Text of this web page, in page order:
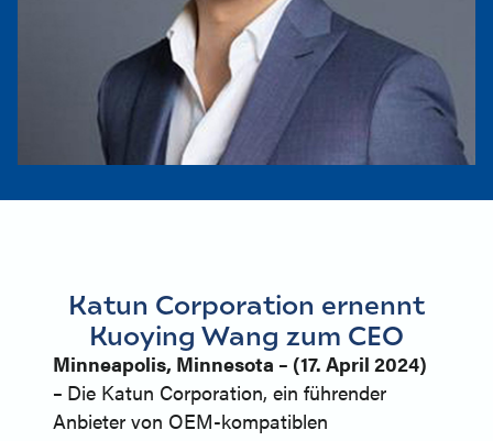
Katun Corporation ernennt
Kuoying Wang zum CEO
Minneapolis, Minnesota – (17. April 2024)
– Die Katun Corporation, ein führender
Anbieter von OEM-kompatiblen